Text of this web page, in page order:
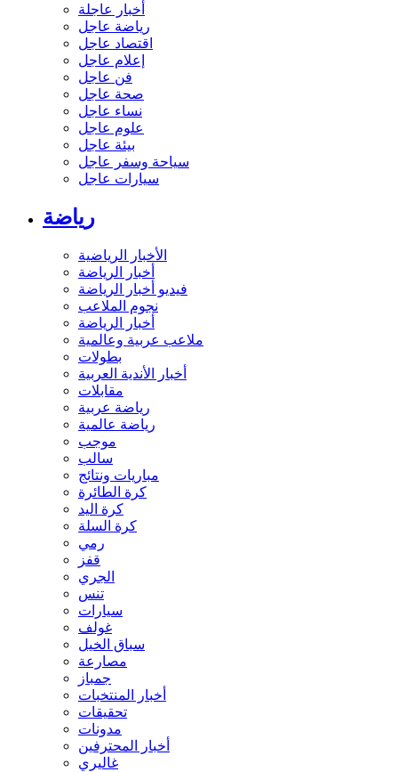
أخبار عاجلة
رياضة عاجل
اقتصاد عاجل
إعلام عاجل
فن عاجل
صحة عاجل
نساء عاجل
علوم عاجل
بيئة عاجل
سياحة وسفر عاجل
سيارات عاجل
رياضة
الأخبار الرياضية
أخبار الرياضة
فيديو أخبار الرياضة
نجوم الملاعب
أخبار الرياضة
ملاعب عربية وعالمية
بطولات
أخبار الأندية العربية
مقابلات
رياضة عربية
رياضة عالمية
موجب
سالب
مباريات ونتائج
كرة الطائرة
كرة اليد
كرة السلة
رمي
قفز
الجري
تنس
سيارات
غولف
سباق الخيل
مصارعة
جمباز
أخبار المنتخبات
تحقيقات
مدونات
أخبار المحترفين
غاليري